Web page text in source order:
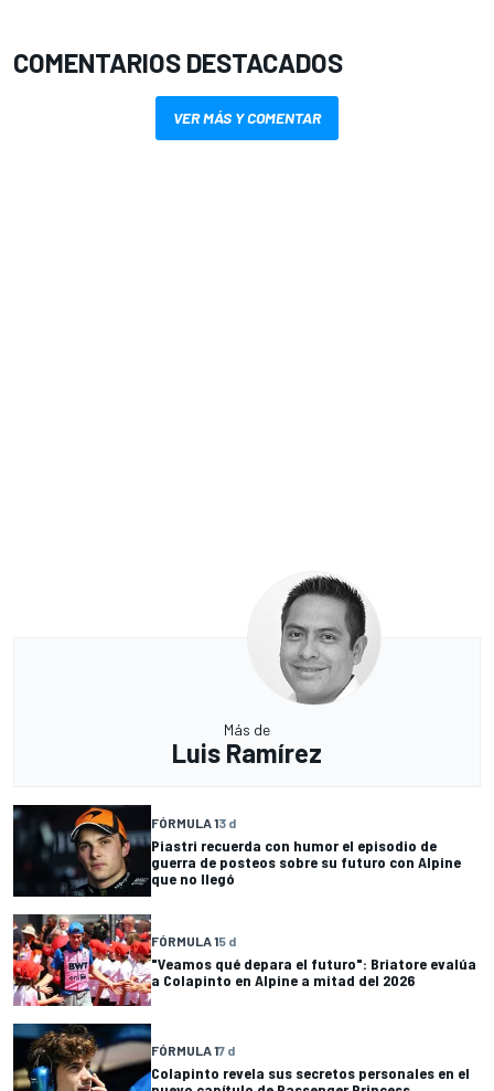
COMENTARIOS DESTACADOS
VER MÁS Y COMENTAR
Más de
Luis Ramírez
FÓRMULA 13 d
Piastri recuerda con humor el episodio de
guerra de posteos sobre su futuro con Alpine
que no llegó
FÓRMULA 15 d
"Veamos qué depara el futuro": Briatore evalúa
a Colapinto en Alpine a mitad del 2026
FÓRMULA 17 d
Colapinto revela sus secretos personales en el